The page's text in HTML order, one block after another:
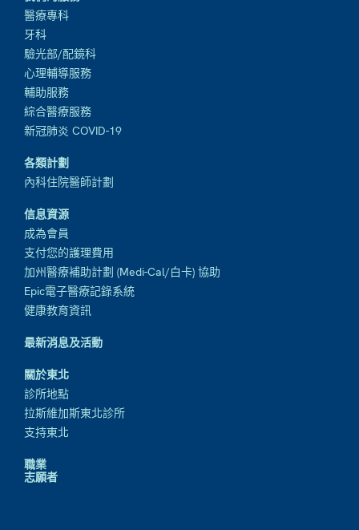
醫療專科
牙科
驗光部/配鏡科
心理輔導服務
輔助服務
綜合醫療服務
新冠肺炎 COVID-19
各類計劃
內科住院醫師計劃
信息資源
成為會員
支付您的護理費用
加州醫療補助計劃 (Medi-Cal/白卡) 協助
Epic電子醫療記錄系統
健康教育資訊
最新消息及活動
關於東北
診所地點
拉斯維加斯東北診所
支持東北
職業
志願者